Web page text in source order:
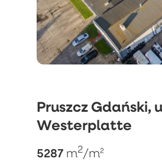
Pruszcz Gdański,
Westerplatte
5287 m2/m²